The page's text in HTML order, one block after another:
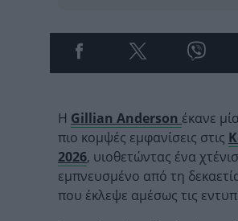
Η Gillian Anderson έκανε
πιο κομψές εμφανίσεις στις
2026, υιοθετώντας ένα
εμπνευσμένο από τη
που έκλεψε αμέσως τις